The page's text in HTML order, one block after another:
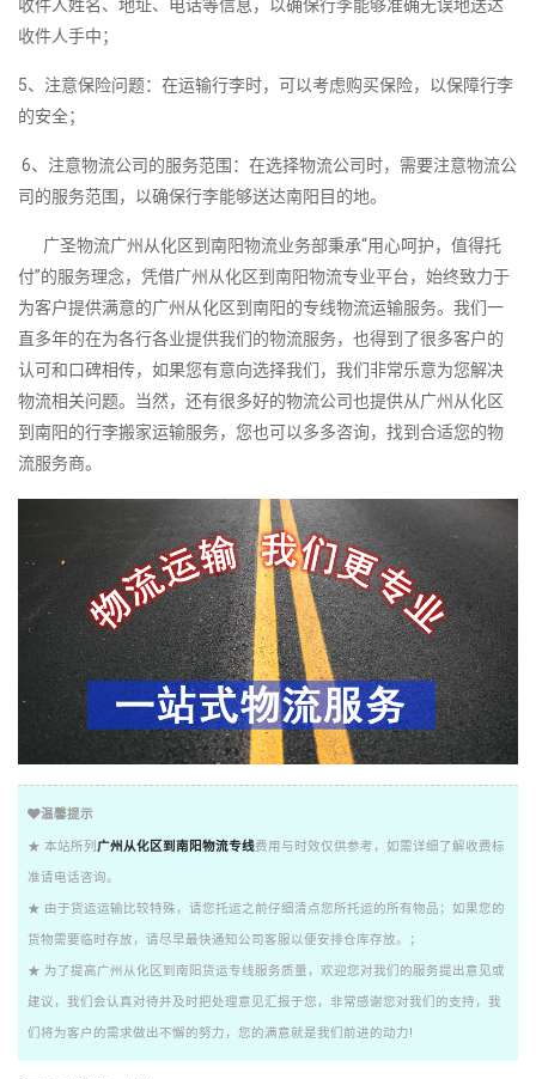
收件人姓名、地址、电话等信息，以确保行李能够准确无误地送达
收件人手中；
5、注意保险问题：在运输行李时，可以考虑购买保险，以保障行李
的安全；
6、注意物流公司的服务范围：在选择物流公司时，需要注意物流公
司的服务范围，以确保行李能够送达南阳目的地。
广圣物流广州从化区到南阳物流业务部秉承“用心呵护，值得托
付”的服务理念，凭借广州从化区到南阳物流专业平台，始终致力于
为客户提供满意的广州从化区到南阳的专线物流运输服务。我们一
直多年的在为各行各业提供我们的物流服务，也得到了很多客户的
认可和口碑相传，如果您有意向选择我们，我们非常乐意为您解决
物流相关问题。当然，还有很多好的物流公司也提供从广州从化区
到南阳的行李搬家运输服务，您也可以多多咨询，找到合适您的物
流服务商。
温馨提示
★ 本站所列 广州从化区到南阳物流专线费用与时效仅供参考，如需详细了解收费标
准请电话咨询。
★ 由于货运运输比较特殊，请您托运之前仔细清点您所托运的所有物品；如果您的
货物需要临时存放，请尽早最快通知公司客服以便安排仓库存放。；
★ 为了提高广州从化区到南阳货运专线服务质量，欢迎您对我们的服务提出意见或
建议，我们会认真对待并及时把处理意见汇报于您，非常感谢您对我们的支持，我
们将为客户的需求做出不懈的努力，您的满意就是我们前进的动力!